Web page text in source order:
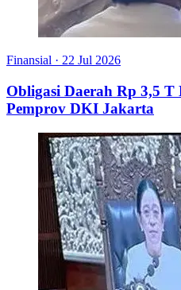
Finansial · 22 Jul 2026
Obligasi Daerah Rp 3,5
Pemprov DKI Jakarta